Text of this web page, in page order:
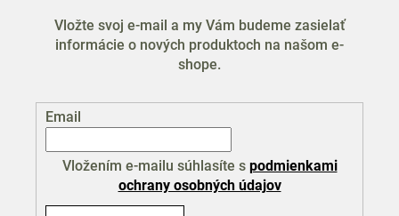
Vložte svoj e-mail a my Vám budeme zasielať
informácie o nových produktoch na našom e-
shope.
Email
Vložením e-mailu súhlasíte s podmienkami
ochrany osobných údajov